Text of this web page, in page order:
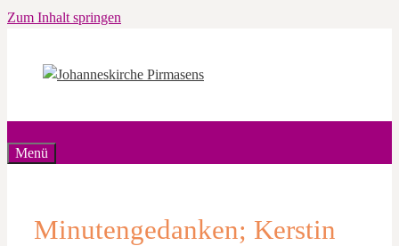
Zum Inhalt springen
Menü
Minutengedanken; Kerstin